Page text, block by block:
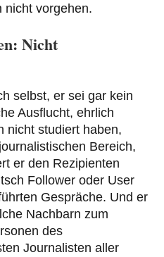
nicht vorgehen.
Nicht
selbst, er sei gar kein
Ausflucht, ehrlich
nicht studiert haben,
Bereich,
er den Rezipienten
Follower oder User
Gespräche. Und er
Nachbarn zum
des
Journalisten aller